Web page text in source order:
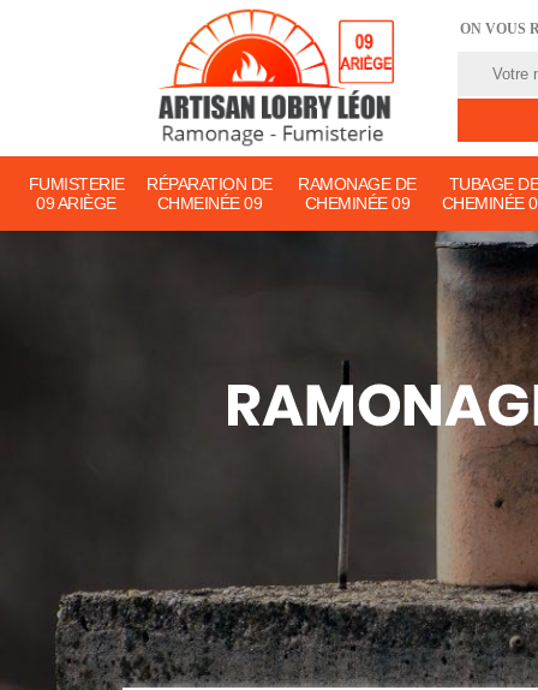
ON VOUS
FUMISTERIE
09 ARIÈGE
RÉPARATION DE
CHMEINÉE 09
RAMONAGE DE
CHEMINÉE 09
TUBAGE
CHEMINÉE